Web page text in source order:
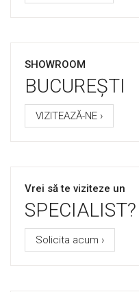
SHOWROOM
BUCUREȘTI
VIZITEAZĂ-NE ›
Vrei să te viziteze un
SPECIALIST?
Solicita acum ›